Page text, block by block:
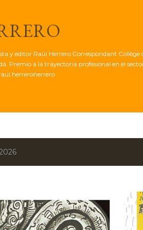
y editor Raúl Herrero.Correspondant
Premio a la trayectoria profesional en el